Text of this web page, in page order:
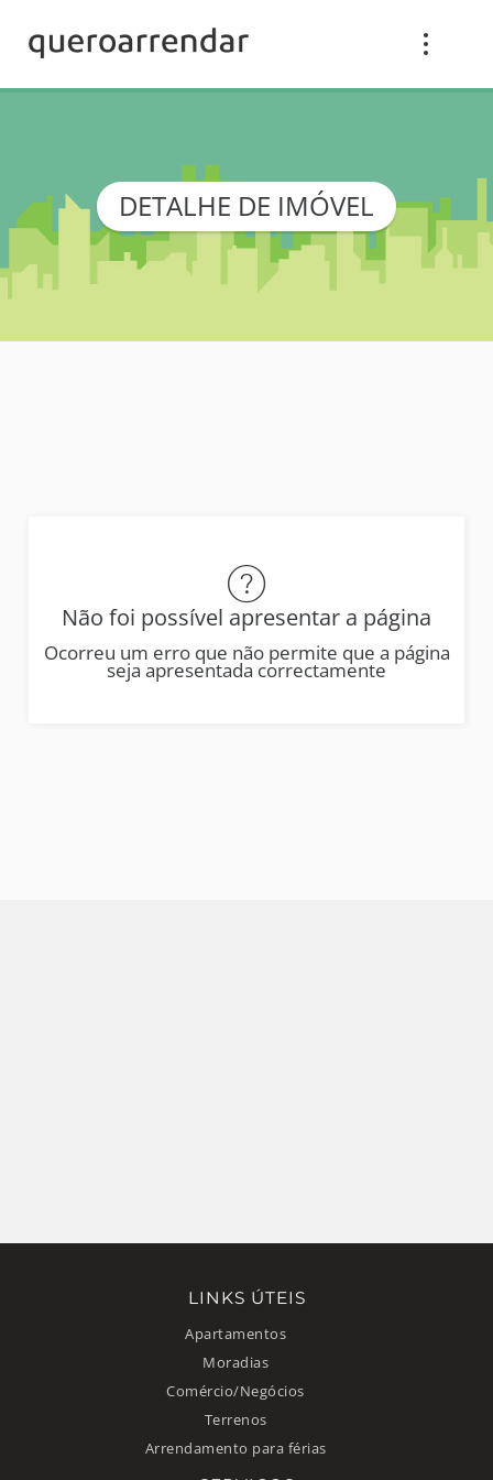
DETALHE DE IMÓVEL
Não foi possível apresentar a página
Ocorreu um erro que não permite que a página
seja apresentada correctamente
LINKS ÚTEIS
Apartamentos
Moradias
Comércio/Negócios
Terrenos
Arrendamento para férias